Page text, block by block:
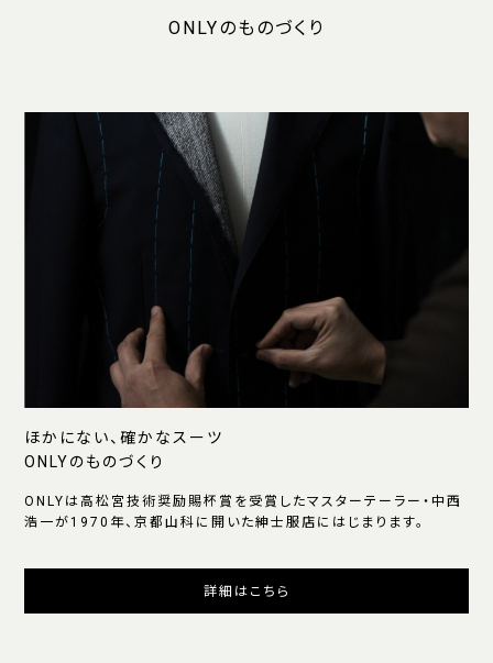
ONLYのものづくり
ほかにない、確かなスーツ
ONLYのものづくり
ONLYは高松宮技術奨励賜杯賞を受賞したマスターテーラー・中西
浩一が1970年、京都山科に開いた紳士服店にはじまります。
詳細はこちら